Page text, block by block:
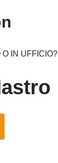
IN UFFICIO?